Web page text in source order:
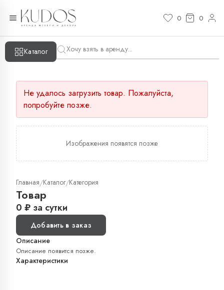
0 0
Каталог
Не удалось загрузить товар. Пожалуйста,
попробуйте позже.
Изображения появятся позже
Главная/Каталог/Категория
Товар
0 ₽ за сутки
Добавить в заказ
Описание
Описание появится позже.
Характеристики